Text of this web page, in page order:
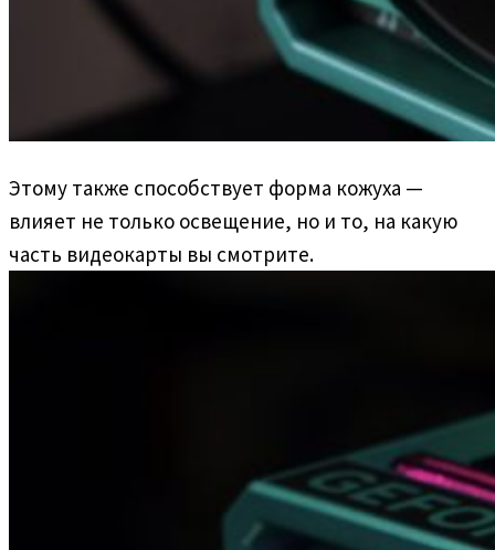
Этому также способствует форма кожуха —
влияет не только освещение, но и то, на какую
часть видеокарты вы смотрите.